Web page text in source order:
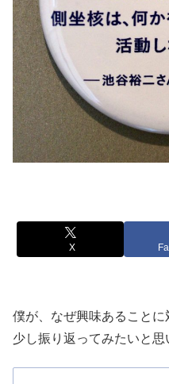
X
僕が、なぜ興味あること
少し振り返ってみたいと思